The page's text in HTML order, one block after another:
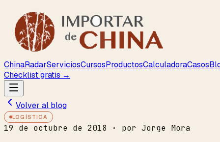
ChinaRadarServiciosCursosProductosCalculadoraCasos
Checklist gratis →
Volver al blog
LOGÍSTICA
19 de octubre de 2018 · por Jorge Mora